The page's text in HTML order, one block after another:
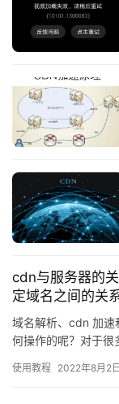
cdn与服务器的
定域名之间的关
域名解析、cdn 加速
何操作的呢？对于很
使用教程 2022年8月2日